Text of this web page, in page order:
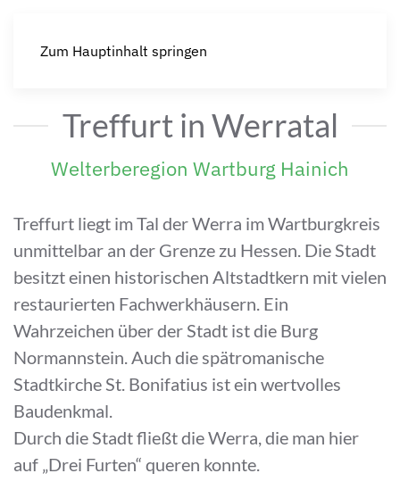
Zum Hauptinhalt springen
Treffurt in Werratal
Welterberegion Wartburg Hainich
Treffurt liegt im Tal der Werra im Wartburgkreis
unmittelbar an der Grenze zu Hessen. Die Stadt
besitzt einen historischen Altstadtkern mit vielen
restaurierten Fachwerkhäusern. Ein
Wahrzeichen über der Stadt ist die Burg
Normannstein. Auch die spätromanische
Stadtkirche St. Bonifatius ist ein wertvolles
Baudenkmal.
Durch die Stadt fließt die Werra, die man hier
auf „Drei Furten“ queren konnte.